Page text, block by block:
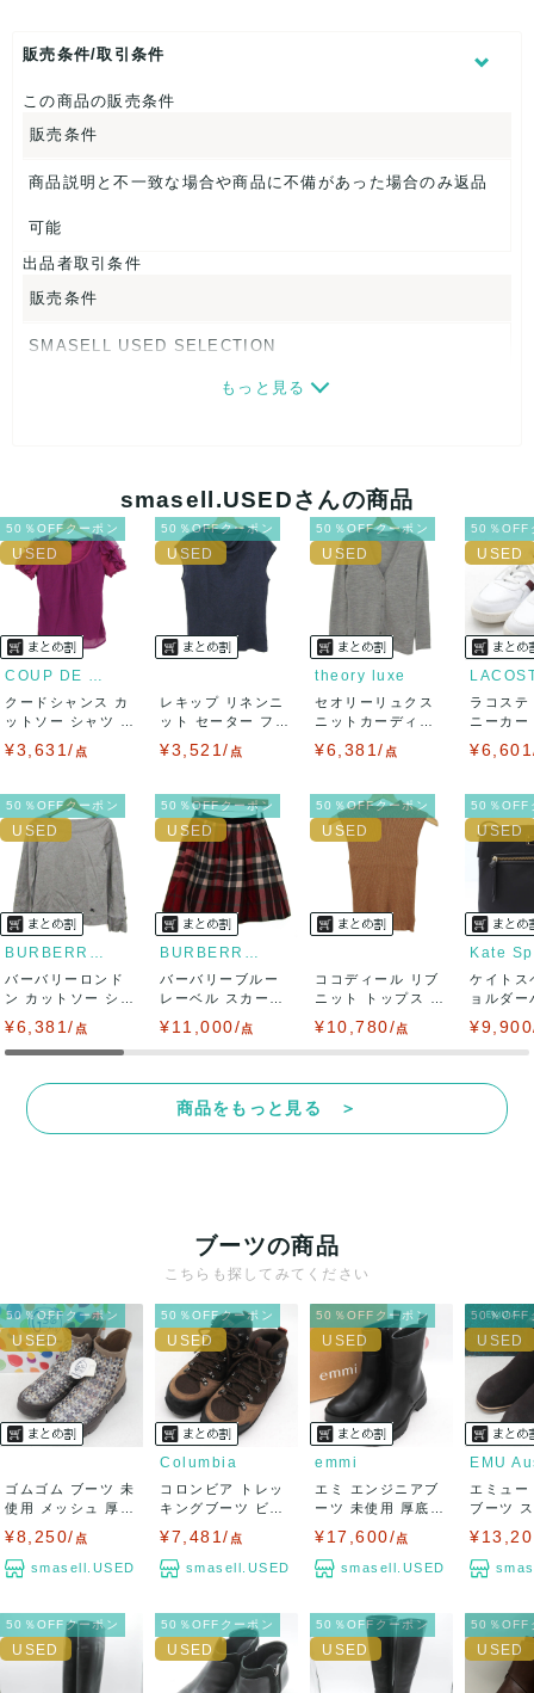
くつ幅：約7.5cm
筒周り：約27cm
販売条件/取引条件
この商品の販売条件
販売条件
商品説明と不一致な場合や商品に不備があった場合のみ返品
可能
出品者取引条件
販売条件
SMASELL USED SELECTION
画像ダウンロードなので、転売にも最適♪
ネコポスの場合は日時指定ができませんので、ご了承下さい
ませ。
USED品に関しましては、見る方によって状態の価値観が異な
りますので、トラブルを避けるため、神経質な方や完璧な商
品を求められる方は御購入をお控えください。
また商品には細心の注意をはらっておりますが、何かござい
ましたら、レビュー記載前に必ずコメント欄よりご連絡お願
い致します。対応できることがあれば、誠意をもって対応致
します。
また並行輸入品もございますので、真贋方法などお答えでき
ない場合もございます。
万が一、購入後に偽造品等が発覚しましたら、返品・返金に
決済方法
送料：¥1,650 (見込み)
送料表を確認する
出荷目安：5営業日以内
出荷予定日：なるべく最短で発送致します。
兵庫県から出荷
もっと見る
smasell.USEDさんの商品
50％OFFクーポン
COUP DE CHANCE
クードシャンス カ
ットソー シャツ 半
¥3,631/ 点
50％OFFクーポン
レキップ リネンニ
ット セーター フレ
¥3,521/ 点
50％OFFクーポン
theory luxe
セオリーリュクス
ニットカーディガ
¥6,381/ 点
50％OFF
ラコステ
ニーカ
50％OFFクーポン
BURBERRY LONDON
バーバリーロンド
ン カットソー シャ
¥6,381/ 点
50％OFFクーポン
BURBERRY BLUE LABEL
バーバリーブルー
レーベル スカート
¥11,000/点
50％OFFクーポン
ココディール リブ
ニット トップス ノ
¥10,780/点
50％OFF
Kate
ケイトス
ョルダ
商品をもっと見る ＞
ブーツの商品
こちらも探してみてください
50％OFFクーポン
ゴムゴム ブーツ 未
使用 メッシュ 厚底
¥8,250/ 点
smasell.USED
50％OFFクーポン
Columbia
コロンビア トレッ
キングブーツ ビブ
¥7,481/ 点
smasell.USED
50％OFFクーポン
emmi
エミ エンジニアブ
ーツ 未使用 厚底
¥17,600/点
smasell.USED
50％OFF
エミュー
ブーツ
50％OFFクーポン 50％OFFクーポン 50％OFFクーポン 50％OFF